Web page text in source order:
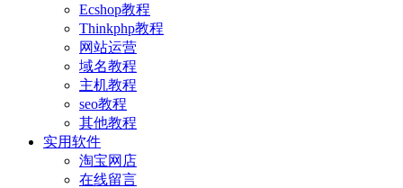
Ecshop教程
Thinkphp教程
网站运营
域名教程
主机教程
seo教程
其他教程
实用软件
淘宝网店
在线留言